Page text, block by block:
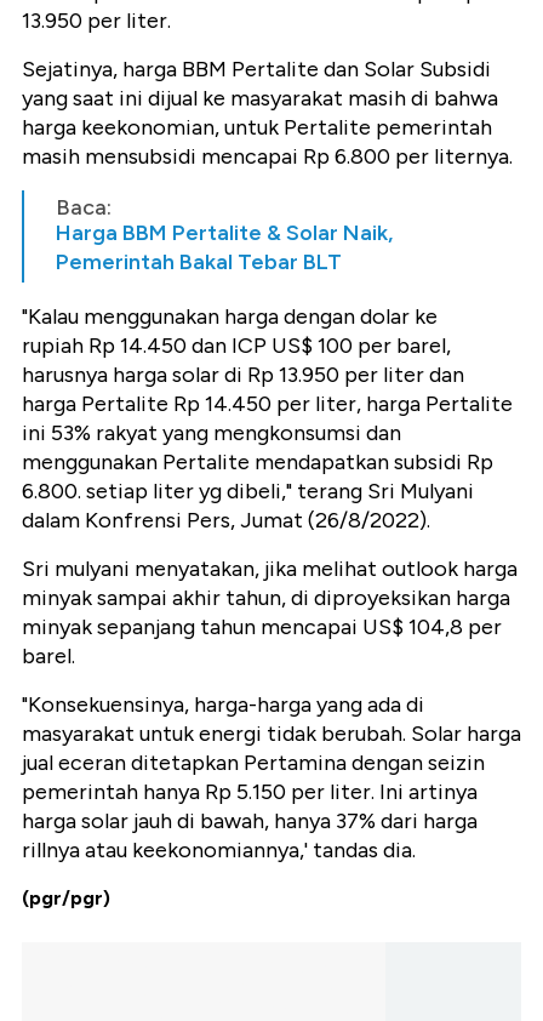
13.950 per liter.
Sejatinya, harga BBM Pertalite dan Solar Subsidi
yang saat ini dijual ke masyarakat masih di bahwa
harga keekonomian, untuk Pertalite pemerintah
masih mensubsidi mencapai Rp 6.800 per liternya.
Baca:
Harga BBM Pertalite & Solar Naik,
Pemerintah Bakal Tebar BLT
"Kalau menggunakan harga dengan dolar ke
rupiah Rp 14.450 dan ICP US$ 100 per barel,
harusnya harga solar di Rp 13.950 per liter dan
harga Pertalite Rp 14.450 per liter, harga Pertalite
ini 53% rakyat yang mengkonsumsi dan
menggunakan Pertalite mendapatkan subsidi Rp
6.800. setiap liter yg dibeli," terang Sri Mulyani
dalam Konfrensi Pers, Jumat (26/8/2022).
Sri mulyani menyatakan, jika melihat outlook harga
minyak sampai akhir tahun, di diproyeksikan harga
minyak sepanjang tahun mencapai US$ 104,8 per
barel.
"Konsekuensinya, harga-harga yang ada di
masyarakat untuk energi tidak berubah. Solar harga
jual eceran ditetapkan Pertamina dengan seizin
pemerintah hanya Rp 5.150 per liter. Ini artinya
harga solar jauh di bawah, hanya 37% dari harga
rillnya atau keekonomiannya,' tandas dia.
(pgr/pgr)